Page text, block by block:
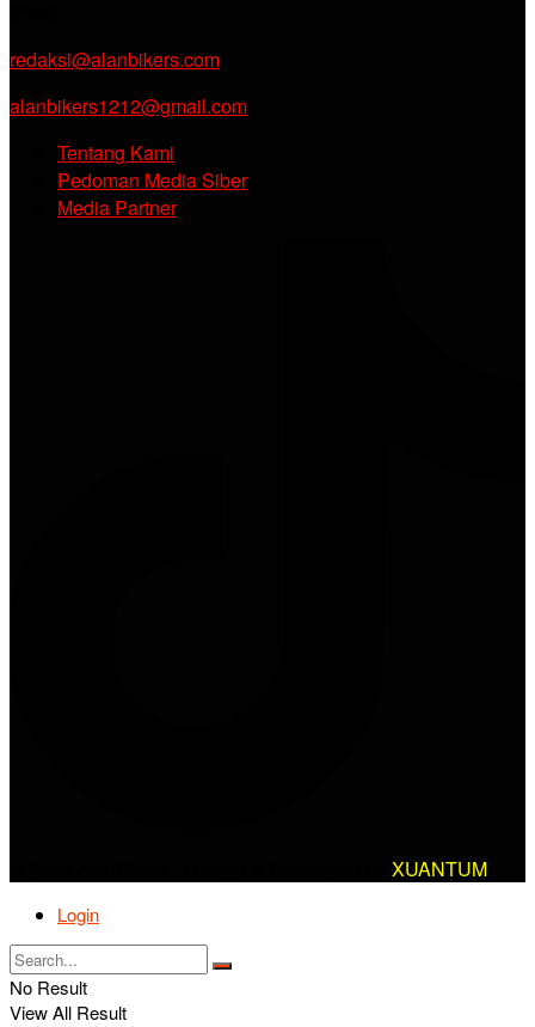
redaksi@alanbikers.com
alanbikers1212@gmail.com
Tentang Kami
Pedoman Media Siber
Media Partner
XUANTUM
Login
No Result
View All Result